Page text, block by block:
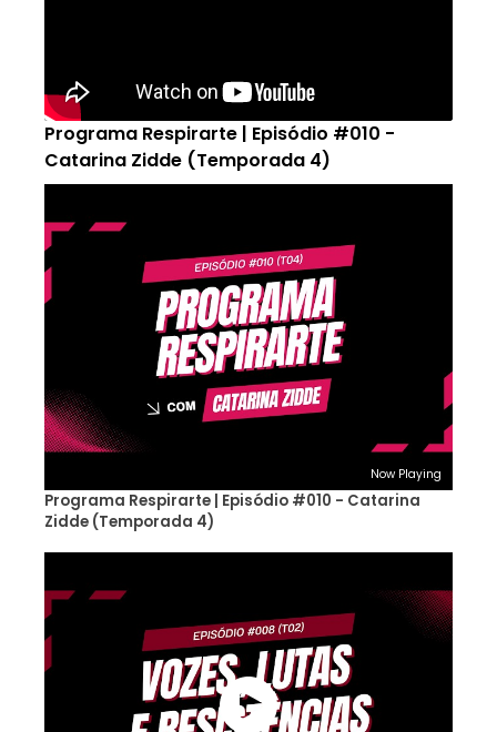
Programa Respirarte | Episódio #010 -
Catarina Zidde (Temporada 4)
Now Playing
Programa Respirarte | Episódio #010 - Catarina
Zidde (Temporada 4)